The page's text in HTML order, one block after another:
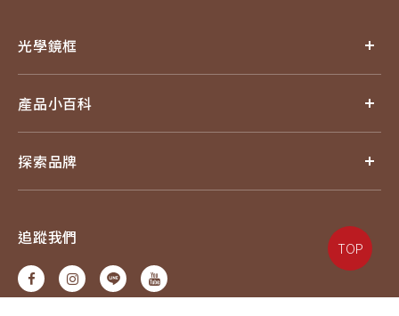
追蹤我們
光學鏡框
產品小百科
探索品牌
TOP